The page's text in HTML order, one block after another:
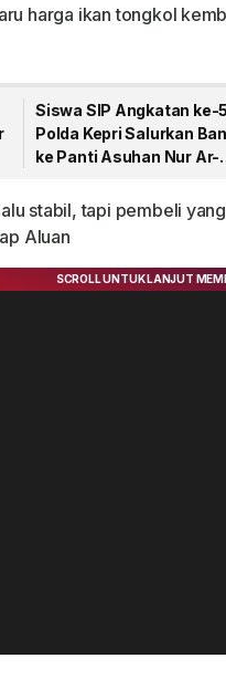
harga ikan tongkol
Siswa SIP Angkatan ke-
Polda Kepri Salurkan
ke Panti Asuhan Nur Ar-
stabil, tapi pembeli
Aluan